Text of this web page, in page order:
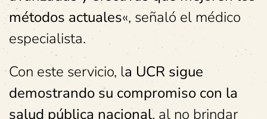
métodos actuales«, señaló el médico
especialista.
Con este servicio, la UCR sigue
demostrando su compromiso con la
salud pública nacional, al no brindar